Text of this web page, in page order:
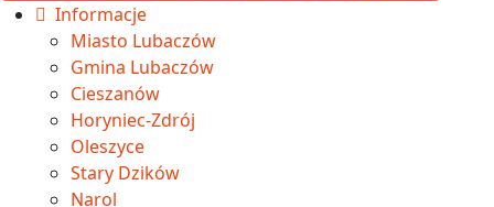
Informacje
Miasto Lubaczów
Gmina Lubaczów
Cieszanów
Horyniec-Zdrój
Oleszyce
Stary Dzików
Narol